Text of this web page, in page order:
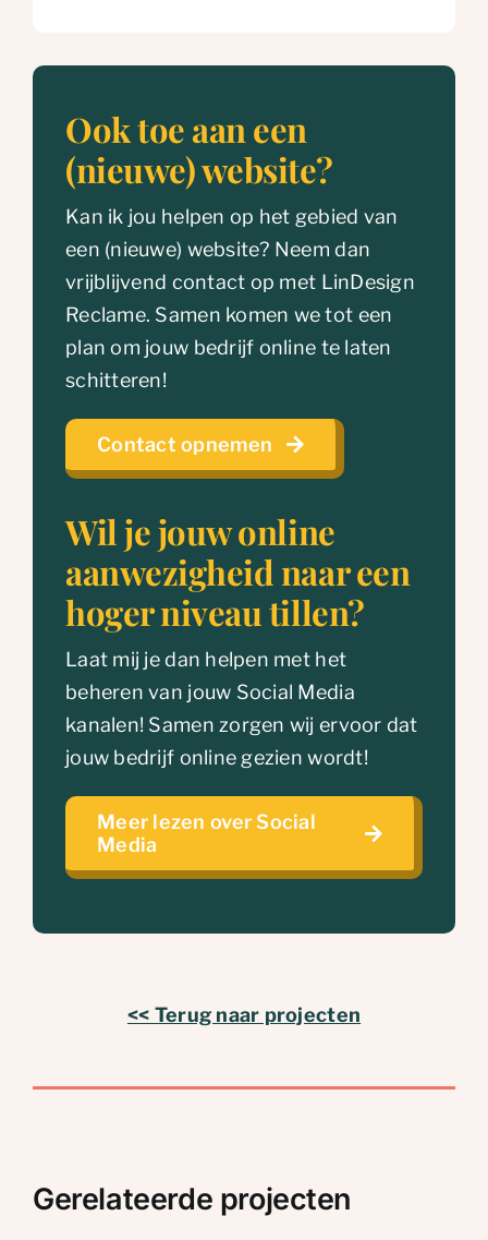
Ook toe aan een
(nieuwe) website?
Kan ik jou helpen op het gebied van
een (nieuwe) website? Neem dan
vrijblijvend contact op met LinDesign
Reclame. Samen komen we tot een
plan om jouw bedrijf online te laten
schitteren!
Contact opnemen
Wil je jouw online
aanwezigheid naar een
hoger niveau tillen?
Laat mij je dan helpen met het
beheren van jouw Social Media
kanalen! Samen zorgen wij ervoor dat
jouw bedrijf online gezien wordt!
Meer lezen over Social
Media
<< Terug naar projecten
Gerelateerde projecten